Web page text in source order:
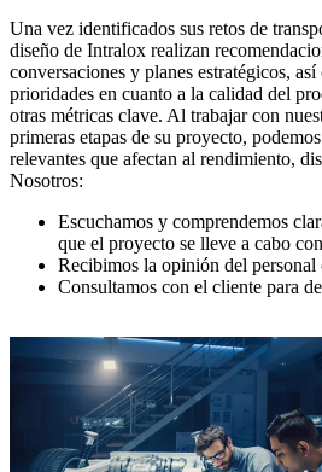
Una vez identificados sus retos de
diseño de Intralox realizan
conversaciones y planes estratégicos,
prioridades en cuanto a la calidad del
otras métricas clave. Al trabajar con
primeras etapas de su proyecto,
relevantes que afectan al rendimiento,
Nosotros:
Escuchamos y comprendemos
que el proyecto se lleve a cabo
Recibimos la opinión del personal
Consultamos con el cliente para